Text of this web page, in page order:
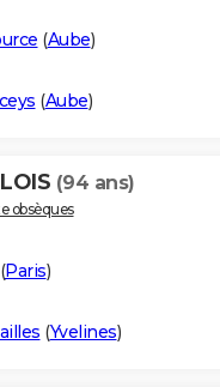
(Aube)
(Aube)
(94 ans)
obsèques
(Paris)
(Yvelines)